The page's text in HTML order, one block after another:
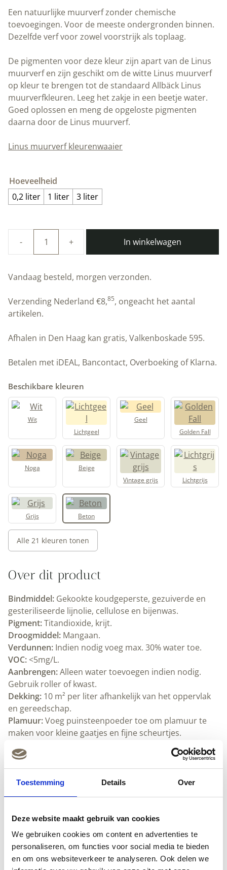
Toestemming Details Over
Deze website maakt gebruik van cookies
We gebruiken cookies om content en advertenties te
personaliseren, om functies voor social media te bieden
en om ons websiteverkeer te analyseren. Ook delen we
Een natuurlijke muurverf zonder chemische
toevoegingen. Voor de meeste ondergronden binnen.
Dezelfde verf voor zowel voorstrijk als toplaag.
De pigmenten voor deze kleur zijn apart van de Linus
muurverf en zijn geschikt om de witte Linus muurverf
op kleur te brengen tot de standaard Allbäck Linus
muurverfkleuren. Leeg het zakje in een beetje water.
Goed oplossen en meng de opgeloste pigmenten
daarna door de Linus muurverf.
Linus muurverf kleurenwaaier
Hoeveelheid
0,2 liter
1 liter 3 liter
muurverf
Beton
Allbäck
|
Peltenburg
Natuurverf
In winkelwagen
Vandaag besteld, morgen verzonden.
Verzending Nederland €8,85, ongeacht het aantal
artikelen.
Afhalen in Den Haag kan gratis, Valkenboskade 595.
Betalen met iDEAL, Bancontact, Overboeking of Klarna.
Beschikbare kleuren
Wit
Lichtgeel
Geel
Golden Fall
Noga
Beige
Vintage grijs
Lichtgrijs
Grijs Beton
Alle 21 kleuren tonen
Over dit product
Bindmiddel: Gekookte koudgeperste, gezuiverde en
gesteriliseerde lijnolie, cellulose en bijenwas.
Pigment:Titandioxide, krijt.
Droogmiddel: Mangaan.
Verdunnen: Indien nodig voeg max. 30% water toe.
VOC: <5mg/L.
Aanbrengen:Alleen water toevoegen indien nodig.
Gebruik roller of kwast.
Dekking: 10 m² per liter afhankelijk van het oppervlak
en gereedschap.
Plamuur:Voeg puinsteenpoeder toe om plamuur te
maken voor kleine gaatjes en fijne scheurtjes.
en water.
Droogtijd:
Ongeveer 24 uur bij kamertemperatuur.
Goed ventileren.
Kleurcode:NCS 3502-G
Downloads
Gebruiksaanwijzing Allbäck Linus muurverf (pdf)
Allback Handboekje (pdf)